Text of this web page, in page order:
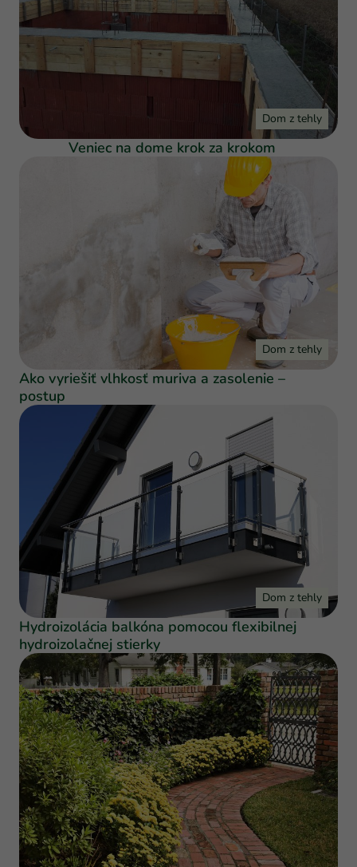
Dom z tehly
Veniec na dome krok za krokom
Dom z tehly
Ako vyriešiť vlhkosť muriva a zasolenie –
postup
Dom z tehly
Hydroizolácia balkóna pomocou flexibilnej
hydroizolačnej stierky